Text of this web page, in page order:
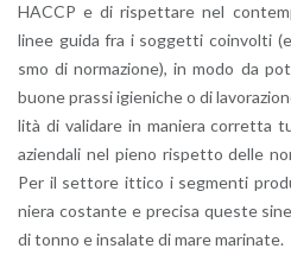
HACCP e di ri­spet­ta­re nel
linee guida fra i sog­get­ti coin­vol­ti
smo di nor­ma­zio­ne), in modo da
buone pras­si igie­ni­che o di
li­tà di va­li­da­re in ma­nie­ra cor­ret­ta
azien­da­li nel pieno ri­spet­to delle
Per il set­to­re it­ti­co i seg­men­ti
nie­ra co­stan­te e pre­ci­sa que­ste
di tonno e in­sa­la­te di mare ma­ri­na­te.